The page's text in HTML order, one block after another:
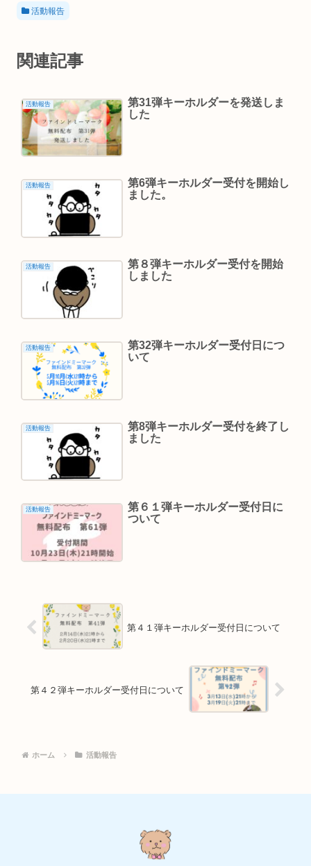
活動報告
関連記事
活動報告
第31弾キーホルダーを発送しま
した
活動報告
第6弾キーホルダー受付を開始し
ました。
活動報告
第８弾キーホルダー受付を開始
しました
活動報告
第32弾キーホルダー受付日につ
いて
活動報告
第8弾キーホルダー受付を終了し
ました
活動報告
第６１弾キーホルダー受付日に
ついて
第４１弾キーホルダー受付日について
第４２弾キーホルダー受付日について
ホーム 活動報告